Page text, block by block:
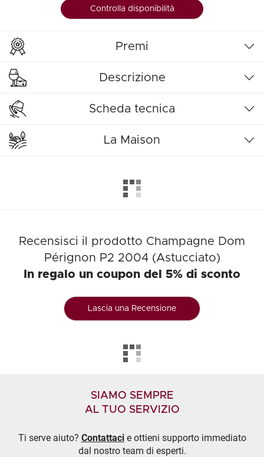
Controlla disponibilità
Premi
Descrizione
Scheda tecnica
La Maison
Recensisci il prodotto Champagne Dom
Pérignon P2 2004 (Astucciato)
In regalo un coupon del 5% di sconto
Lascia una Recensione
SIAMO SEMPRE
AL TUO SERVIZIO
Ti serve aiuto? Contattacie ottieni supporto immediato
dal nostro team di esperti.